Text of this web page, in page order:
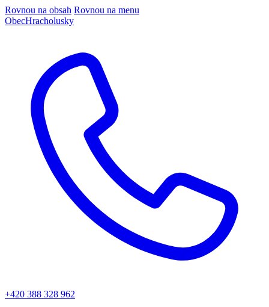
Rovnou na obsah Rovnou na menu
ObecHracholusky
+420 388 328 962